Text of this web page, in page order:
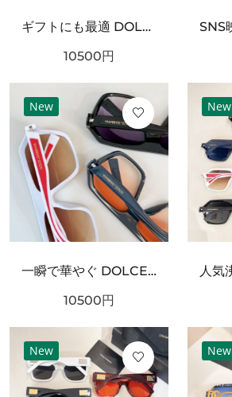
ギフトにも最適 DOLCE＆GABBANA ドルチェ＆ガッバーナ コピー サングラス ファッション好き必見
10500円
New
一瞬で華やぐ DOLCE＆GABBANA ドルチェ＆ガッバーナ コピー サングラス 期間限定
10500円
New
New New